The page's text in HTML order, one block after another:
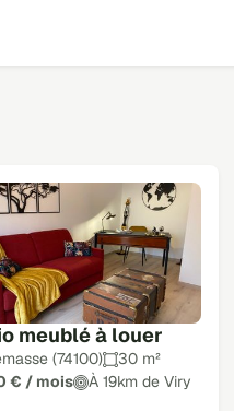
meublé à louer
(74100)
30 m²
€ / mois
À 19km de Viry